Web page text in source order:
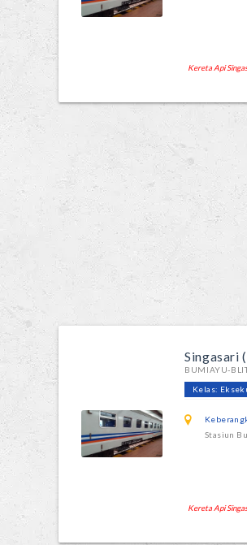
Kereta Api
Singasari
BUMIAYU-
Kelas:
Stasiun
Kereta Api